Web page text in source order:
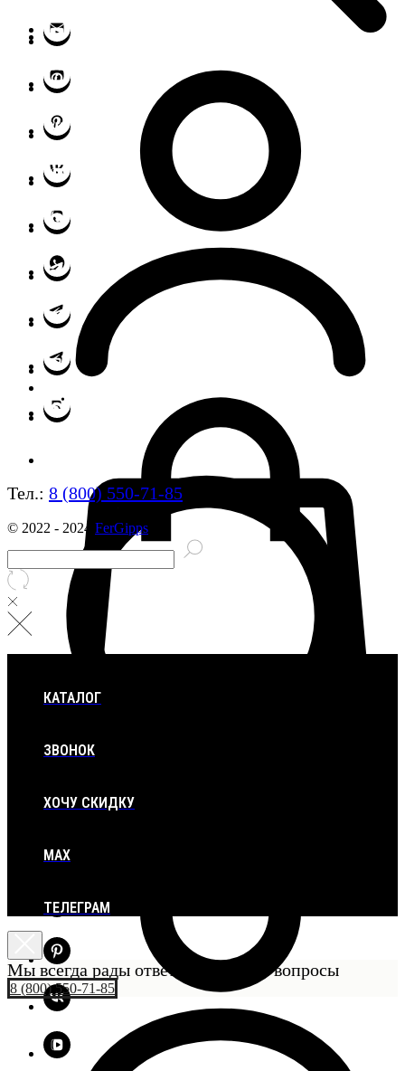
Тел.: 8 (800) 550-71-85
© 2022 - 2024 FerGipps
КАТАЛОГ
ЗВОНОК
ХОЧУ СКИДКУ
MAX
ТЕЛЕГРАМ
Мы всегда рады ответить на ваши вопросы
8 (800) 550-71-85